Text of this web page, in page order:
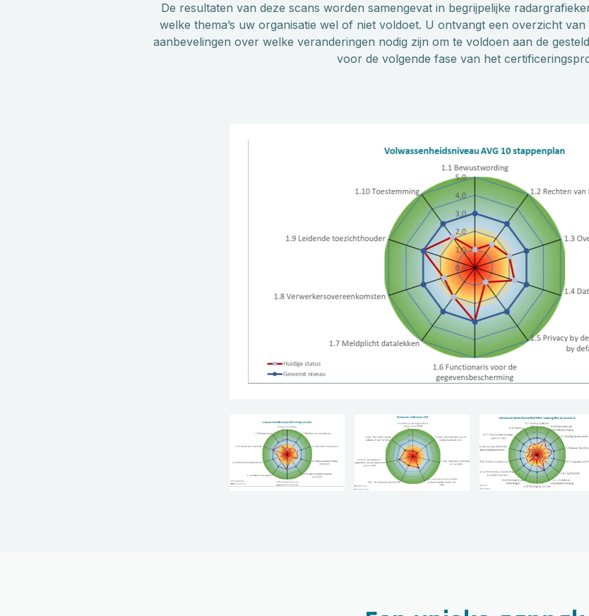
De resultaten van deze scans worden samengevat in begrijpelijke
welke thema’s uw organisatie wel of niet voldoet. U ontvangt een overzicht van
aanbevelingen over welke veranderingen nodig zijn om te voldoen aan de
voor de volgende fase van het